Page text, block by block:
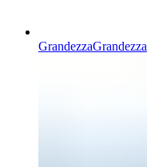
GrandezzaGrandezza